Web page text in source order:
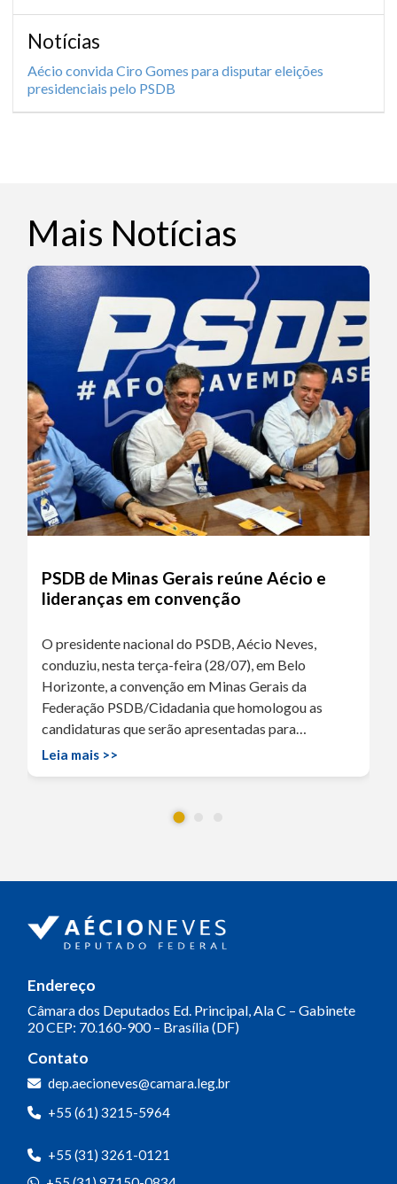
Notícias
Aécio convida Ciro Gomes para disputar eleições
presidenciais pelo PSDB
Mais Notícias
PSDB de Minas Gerais reúne Aécio e
lideranças em convenção
O presidente nacional do PSDB, Aécio Neves,
conduziu, nesta terça-feira (28/07), em Belo
Horizonte, a convenção em Minas Gerais da
Federação PSDB/Cidadania que homologou as
candidaturas que serão apresentadas para…
Leia mais >>
Endereço
Câmara dos Deputados Ed. Principal, Ala C – Gabinete
20CEP: 70.160-900 – Brasília (DF)
Contato
dep.aecioneves@camara.leg.br
+55 (61) 3215-5964
+55 (31) 3261-0121